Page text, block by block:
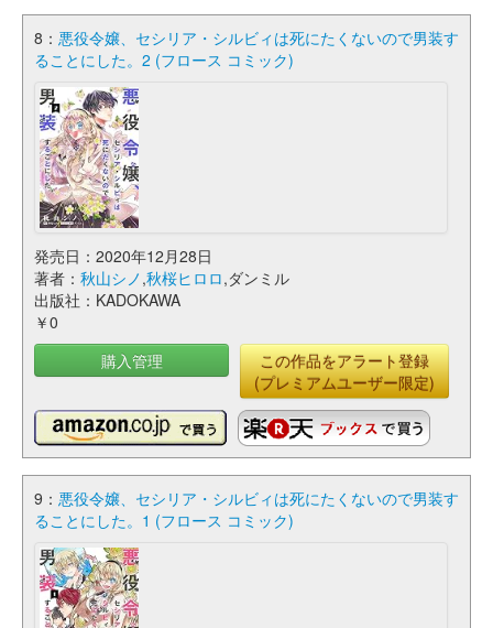
8： 悪役令嬢、セシリア・シルビィは死にたくないので男装す
ることにした。2 (フロース コミック)
発売日：2020年12月28日
著者： 秋山シノ ,秋桜ヒロロ,ダンミル
出版社：KADOKAWA
￥0
購入管理
この作品をアラート登録
(プレミアムユーザー限定)
9： 悪役令嬢、セシリア・シルビィは死にたくないので男装す
ることにした。1 (フロース コミック)